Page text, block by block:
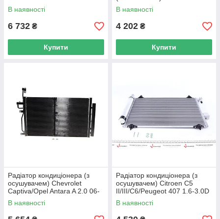
17- B47/B57 NRF 350462
UA62
В наявності
6 732 ₴
Купити
(E71/E72/F16/F86) 09-19
N57/N63/N47 06005474 UA62
В наявності
4 202 ₴
Купити
Радіатор кондиціонера (з
осушувачем) Chevrolet
Captiva/Opel Antara A 2.0 06-
NRF 35797 UA62
В наявності
Радіатор кондиціонера (з
осушувачем) Citroen C5
II/III/C6/Peugeot 407 1.6-3.0D
02- NRF 35649 UA62
В наявності